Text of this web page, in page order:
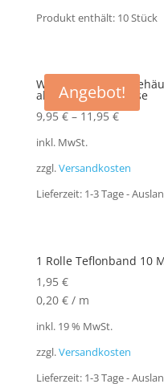
Produkt enthält: 10Stück
Angebot!
Wasserfilter
als Vorfilter Gehäuse
9,95€–11,95€
inkl. MwSt.
zzgl.Versandkosten
Lieferzeit: 1-3 Tage -
1 Rolle Teflonband 10
1,95 €
0,20 €/ m
inkl. 19 % MwSt.
zzgl.Versandkosten
Lieferzeit: 1-3 Tage -